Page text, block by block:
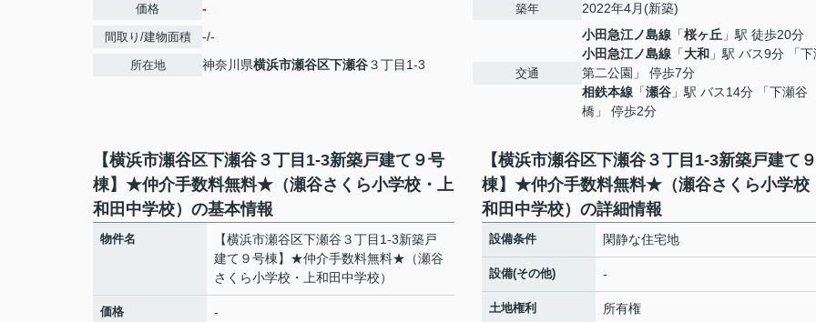
価格 -
間取り/建物面積 -/-
所在地 神奈川県横浜市瀬谷区下瀬谷３丁目1-3
築年 2022年4月(新築)
交通
小田急江ノ島線 「桜ヶ丘 」駅 徒歩20分
小田急江ノ島線 「大和 」駅 バス9分 「
第二公園」 停歩7分
相鉄本線 「瀬谷 」駅 バス14分 「下瀬谷
橋」 停歩2分
【横浜市瀬谷区下瀬谷３丁目1-3新築戸建て９号
棟】★仲介手数料無料★（瀬谷さくら小学校・上
和田中学校）の基本情報
物件名
【横浜市瀬谷区下瀬谷３丁目1-3新築戸
建て９号棟】★仲介手数料無料★（瀬谷
さくら小学校・上和田中学校）
価格 -
【横浜市瀬谷区下瀬谷３丁目1-3新築戸建て
棟】★仲介手数料無料★（瀬谷さくら小学校
和田中学校）の詳細情報
設備条件 閑静な住宅地
設備(その他) -
土地権利 所有権